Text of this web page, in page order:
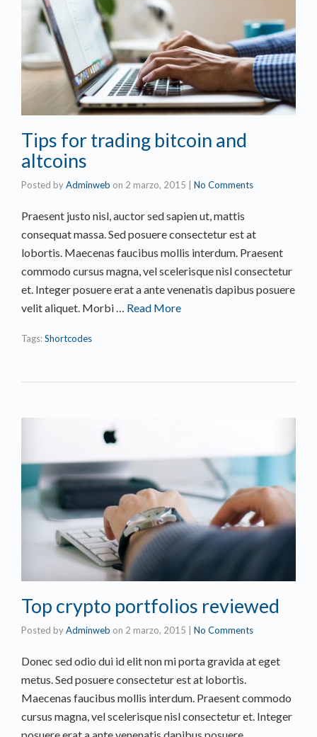
Tips for trading bitcoin and
altcoins
Posted byAdminweb on 2 marzo, 2015 No Comments
Praesent justo nisl, auctor sed sapien ut, mattis
consequat massa. Sed posuere consectetur est at
lobortis. Maecenas faucibus mollis interdum. Praesent
commodo cursus magna, vel scelerisque nisl consectetur
et. Integer posuere erat a ante venenatis dapibus posuere
velit aliquet. Morbi … Read More
Tags:Shortcodes
Top crypto portfolios reviewed
Posted byAdminweb on 2 marzo, 2015 No Comments
Donec sed odio dui id elit non mi porta gravida at eget
metus. Sed posuere consectetur est at lobortis.
Maecenas faucibus mollis interdum. Praesent commodo
cursus magna, vel scelerisque nisl consectetur et. Integer